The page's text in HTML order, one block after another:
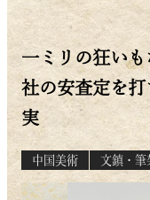
一ミリの狂い
社の安査定を
実
中国美術 文鎮・筆